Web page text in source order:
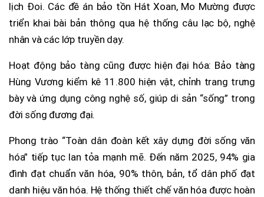
lịch Đoi. Các đề án bảo tồn Hát Xoan, Mo Mường được
triển khai bài bản thông qua hệ thống câu lạc bộ, nghệ
nhân và các lớp truyền dạy.
Hoạt động bảo tàng cũng được hiện đại hóa: Bảo tàng
Hùng Vương kiểm kê 11.800 hiện vật, chỉnh trang trưng
bày và ứng dụng công nghệ số, giúp di sản “sống” trong
đời sống đương đại.
Phong trào “Toàn dân đoàn kết xây dựng đời sống văn
hóa” tiếp tục lan tỏa mạnh mẽ. Đến năm 2025, 94% gia
đình đạt chuẩn văn hóa, 90% thôn, bản, tổ dân phố đạt
danh hiệu văn hóa. Hệ thống thiết chế văn hóa được hoàn